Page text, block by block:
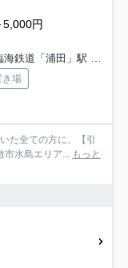
円
」駅 バス9分 下電バス「福田運動公園前」 停歩3分
き場
た全ての方に、【引
市水島エリア... もっと